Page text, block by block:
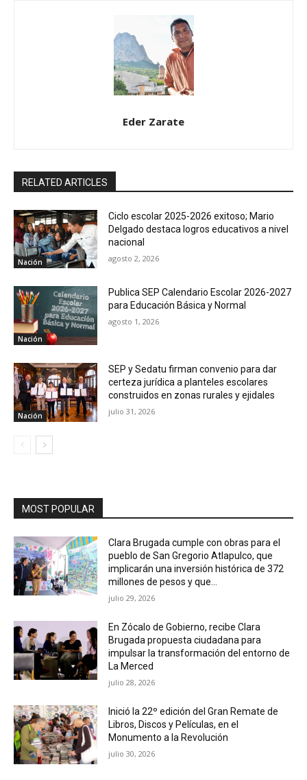
Eder Zarate
RELATED ARTICLES
Nación
Ciclo escolar 2025-2026 exitoso; Mario
Delgado destaca logros educativos a nivel
nacional
agosto 2, 2026
Nación
Publica SEP Calendario Escolar 2026-2027
para Educación Básica y Normal
agosto 1, 2026
Nación
SEP y Sedatu firman convenio para dar
certeza jurídica a planteles escolares
construidos en zonas rurales y ejidales
julio 31, 2026
MOST POPULAR
Clara Brugada cumple con obras para el
pueblo de San Gregorio Atlapulco, que
implicarán una inversión histórica de 372
millones de pesos y que...
julio 29, 2026
En Zócalo de Gobierno, recibe Clara
Brugada propuesta ciudadana para
impulsar la transformación del entorno de
La Merced
julio 28, 2026
Inició la 22º edición del Gran Remate de
Libros, Discos y Películas, en el
Monumento a la Revolución
julio 30, 2026